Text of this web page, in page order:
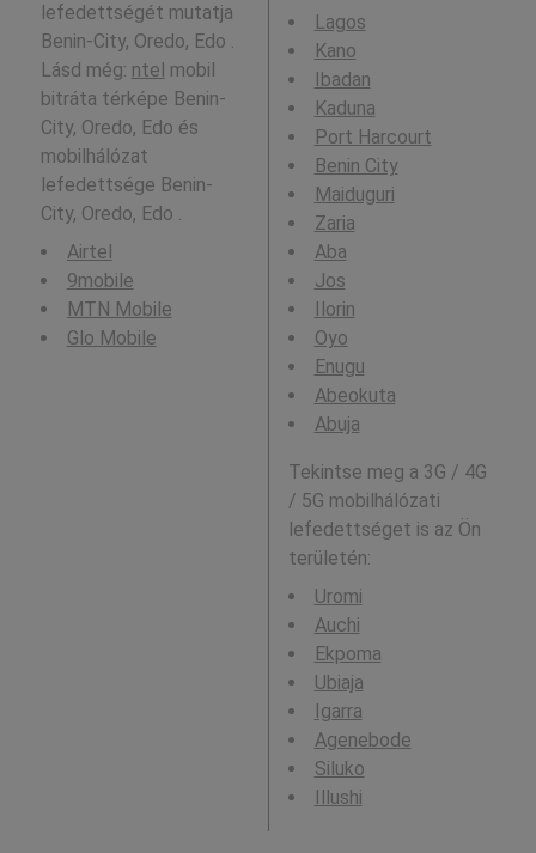
lefedettségét mutatja
Benin-City, Oredo, Edo .
Lásd még: ntel mobil
bitráta térképe Benin-
City, Oredo, Edo és
mobilhálózat
lefedettsége Benin-
City, Oredo, Edo .
Airtel
9mobile
MTN Mobile
Glo Mobile
Lagos
Kano
Ibadan
Kaduna
Port Harcourt
Benin City
Maiduguri
Zaria
Aba
Jos
Ilorin
Oyo
Enugu
Abeokuta
Abuja
Tekintse meg a 3G / 4G
/ 5G mobilhálózati
lefedettséget is az Ön
területén:
Uromi
Auchi
Ekpoma
Ubiaja
Igarra
Agenebode
Siluko
Illushi